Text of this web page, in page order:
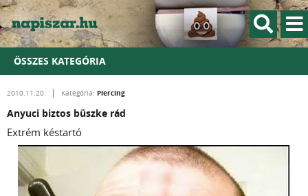
ÖSSZES KATEGÓRIA
2010.11.20. Kategória: Piercing
Anyuci biztos büszke rád
Extrém késtartó